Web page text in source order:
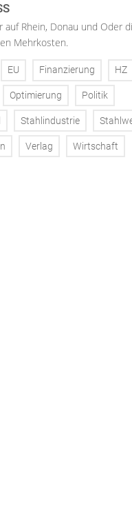
auf Rhein, Donau und Oder
Mehrkosten.
EU Finanzierung HZ
Optimierung Politik
Stahlindustrie
Verlag Wirtschaft